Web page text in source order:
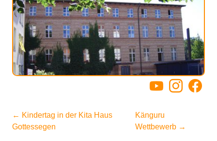
YouTubeInstagram
← Kindertag in der Kita Haus
Gottessegen
Känguru
Wettbewerb →